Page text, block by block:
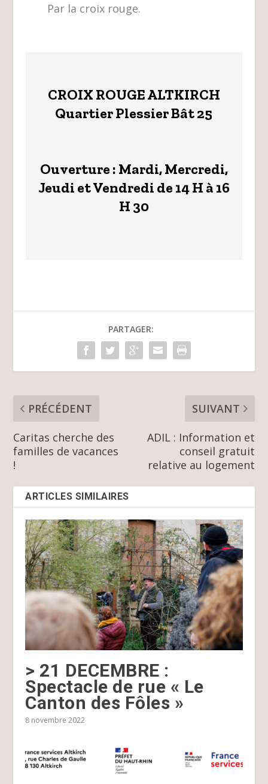
Par la croix rouge.
CROIX ROUGE ALTKIRCH
Quartier Plessier Bât 25
Ouverture : Mardi, Mercredi,
Jeudi et Vendredi de 14 H à 16
H 30
PARTAGER:
PRÉCÉDENT
Caritas cherche des
familles de vacances
!
SUIVANT
ADIL : Information et
conseil gratuit
relative au logement
ARTICLES SIMILAIRES
> 21 DECEMBRE :
Spectacle de rue « Le
Canton des Fôles »
8 novembre 2022